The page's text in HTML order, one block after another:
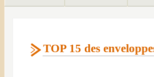
TOP 15 des